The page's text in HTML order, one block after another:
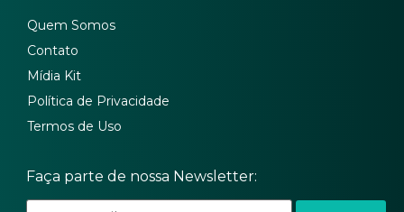
Quem Somos
Contato
Mídia Kit
Política de Privacidade
Termos de Uso
Faça parte de nossa Newsletter: